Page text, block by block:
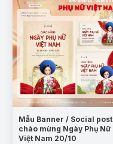
Mẫu Banner / Social post
chào mừng Ngày Phụ Nữ
Việt Nam 20/10